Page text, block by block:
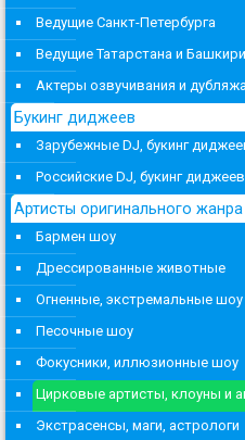
Ведущие Санкт-Петербурга
Ведущие Татарстана и
Актеры озвучивания и дубляжа
Букинг диджеев
Зарубежные DJ, букинг
Российские DJ, букинг диджеев
Артисты оригинального жанра
Бармен шоу
Дрессированные животные
Огненные, экстремальные шоу
Песочные шоу
Фокусники, иллюзионные шоу
Цирковые артисты, клоуны и
Экстрасенсы, маги, астрологи